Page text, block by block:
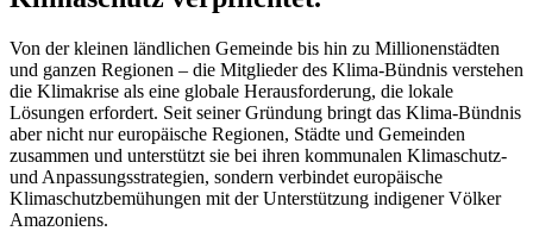
Von der kleinen ländlichen Gemeinde bis hin zu Millionenstädten
und ganzen Regionen – die Mitglieder des Klima-Bündnis verstehen
die Klimakrise als eine globale Herausforderung, die lokale
Lösungen erfordert. Seit seiner Gründung bringt das Klima-Bündnis
aber nicht nur europäische Regionen, Städte und Gemeinden
zusammen und unterstützt sie bei ihren kommunalen Klimaschutz-
und Anpassungsstrategien, sondern verbindet europäische
Klimaschutzbemühungen mit der Unterstützung indigener Völker
Amazoniens.